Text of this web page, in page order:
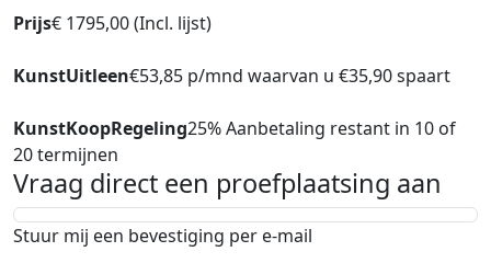
Prijs€ 1795,00 (Incl. lijst)
KunstUitleen€53,85 p/mnd waarvan u €35,90 spaart
KunstKoopRegeling25% Aanbetaling restant in 10 of
20 termijnen
Vraag direct een proefplaatsing aan
Stuur mij een bevestiging per e-mail